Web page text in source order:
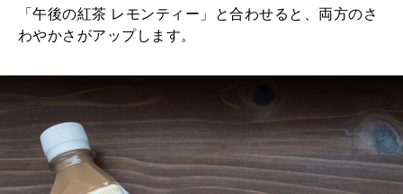
「午後の紅茶 レモンティー」と合わせると、両方のさ
わやかさがアップします。